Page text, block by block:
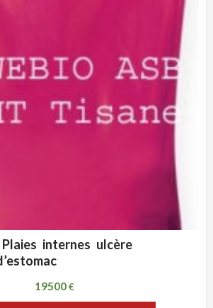
Plaies internes ulcère
19500€